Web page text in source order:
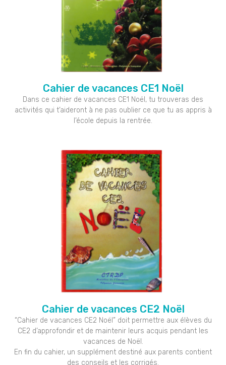
Cahier de vacances CE1 Noël
Dans ce cahier de vacances CE1 Noël, tu trouveras des
activités qui t’aideront à ne pas oublier ce que tu as appris à
l’école depuis la rentrée.
Cahier de vacances CE2 Noël
“Cahier de vacances CE2 Noël” doit permettre aux élèves du
CE2 d’approfondir et de maintenir leurs acquis pendant les
vacances de Noël.
En fin du cahier, un supplément destiné aux parents contient
des conseils et les corrigés.